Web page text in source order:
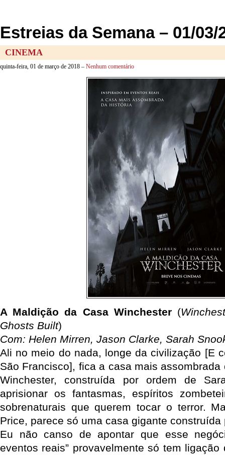
Estreias da Semana – 01/03/
CINEMA
quinta-feira, 01 de março de 2018 – Nenhum comentário
A Maldição da Casa Winchester (
Ghosts Built)
Com: Helen Mirren, Jason Clarke, Sarah
Ali no meio do nada, longe da civilização [E
São Francisco], fica a casa mais assombrada
Winchester, construída por ordem de
aprisionar os fantasmas, espíritos
sobrenaturais que querem tocar o terror.
Price, parece só uma casa gigante construída
Eu não canso de apontar que esse
eventos reais” provavelmente só tem